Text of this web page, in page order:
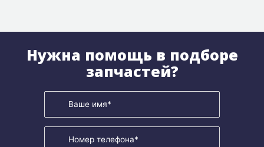
Нужна помощь в подборе
запчастей?